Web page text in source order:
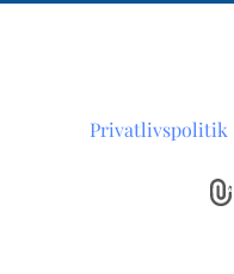
Privatlivspolitik